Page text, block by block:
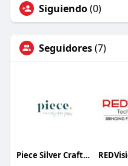
Siguiendo(0)
Seguidores(7)
Piece Silver Crafting